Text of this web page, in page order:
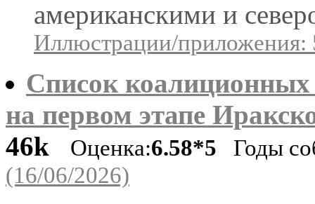
американскими и
Иллюстрации/приложения:
Список
на первом этапе
46k
Оценка:6.58*5 Годы
(16/06/2026)